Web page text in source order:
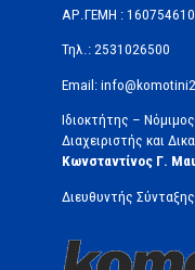
ΑΡ.ΓΕΜΗ :
Τηλ.: 2531026500
Email:
Ιδιοκτήτης –
Διαχειριστής και
Κωνσταντίνος Γ.
Διευθυντής